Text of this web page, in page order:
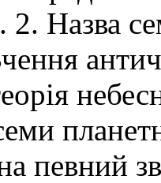
2. Назва
певний